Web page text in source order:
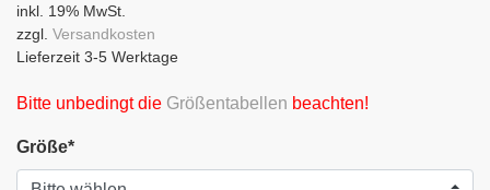
inkl. 19% MwSt.
zzgl. Versandkosten
Lieferzeit 3-5 Werktage
Bitte unbedingt die Größentabellen beachten!
Größe*